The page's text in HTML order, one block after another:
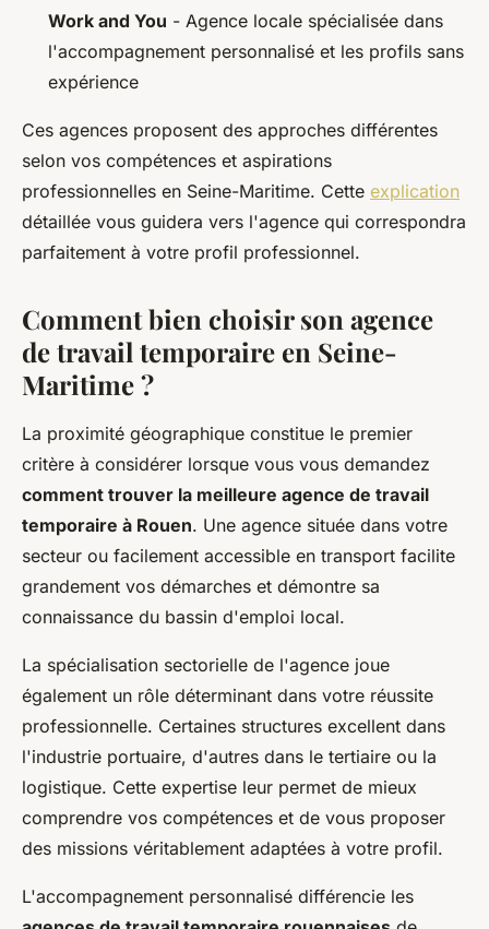
Work and You - Agence locale spécialisée dans
l'accompagnement personnalisé et les profils sans
expérience
Ces agences proposent des approches différentes
selon vos compétences et aspirations
professionnelles en Seine-Maritime. Cette explication
détaillée vous guidera vers l'agence qui correspondra
parfaitement à votre profil professionnel.
Comment bien choisir son agence
de travail temporaire en Seine-
Maritime ?
La proximité géographique constitue le premier
critère à considérer lorsque vous vous demandez
comment trouver la meilleure agence de travail
temporaire à Rouen. Une agence située dans votre
secteur ou facilement accessible en transport facilite
grandement vos démarches et démontre sa
connaissance du bassin d'emploi local.
La spécialisation sectorielle de l'agence joue
également un rôle déterminant dans votre réussite
professionnelle. Certaines structures excellent dans
l'industrie portuaire, d'autres dans le tertiaire ou la
logistique. Cette expertise leur permet de mieux
comprendre vos compétences et de vous proposer
des missions véritablement adaptées à votre profil.
L'accompagnement personnalisé différencie les